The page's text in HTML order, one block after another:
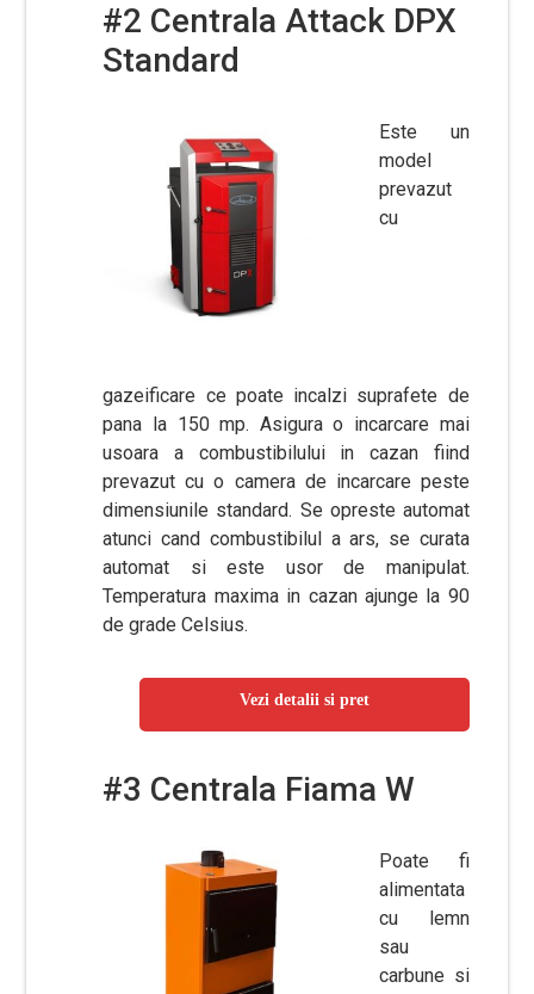
#2 Centrala Attack DPX
Standard
Este un
model
prevazut
cu
gazeificare ce poate incalzi suprafete de
pana la 150 mp. Asigura o incarcare mai
usoara a combustibilului in cazan fiind
prevazut cu o camera de incarcare peste
dimensiunile standard. Se opreste automat
atunci cand combustibilul a ars, se curata
automat si este usor de manipulat.
Temperatura maxima in cazan ajunge la 90
de grade Celsius.
Vezi detalii si pret
#3 Centrala Fiama W
Poate fi
alimentata
cu lemn
sau
carbune si